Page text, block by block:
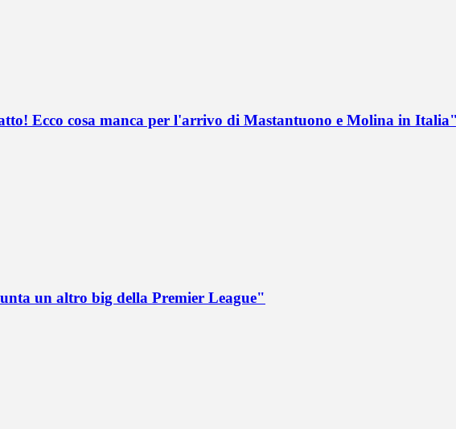
Ecco cosa manca per l'arrivo di Mastantuono e Molina in
un altro big della Premier League"